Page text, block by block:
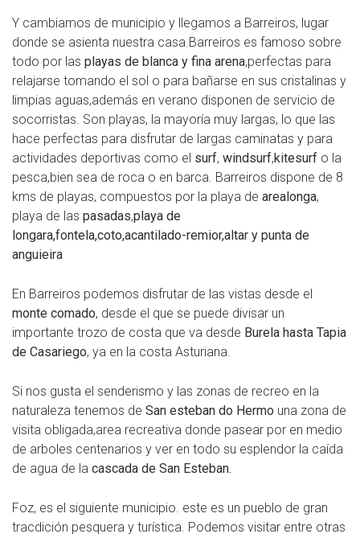
Y cambiamos de municipio y llegamos a Barreiros, lugar
donde se asienta nuestra casa.Barreiros es famoso sobre
todo por las playas de blanca y fina arena,perfectas para
relajarse tomando el sol o para bañarse en sus cristalinas y
limpias aguas,además en verano disponen de servicio de
socorristas. Son playas, la mayoría muy largas, lo que las
hace perfectas para disfrutar de largas caminatas y para
actividades deportivas como el surf, windsurf,kitesurf o la
pesca,bien sea de roca o en barca. Barreiros dispone de 8
kms de playas, compuestos por la playa de arealonga,
playa de las pasadas,playa de
longara,fontela,coto,acantilado-remior,altar y punta de
anguieira
En Barreiros podemos disfrutar de las vistas desde el
monte comado, desde el que se puede divisar un
importante trozo de costa que va desde Burela hasta Tapia
de Casariego, ya en la costa Asturiana.
Si nos gusta el senderismo y las zonas de recreo en la
naturaleza tenemos de San esteban do Hermo una zona de
visita obligada,area recreativa donde pasear por en medio
de arboles centenarios y ver en todo su esplendor la caída
de agua de la cascada de San Esteban.
Foz, es el siguiente municipio. este es un pueblo de gran
tracdición pesquera y turística. Podemos visitar entre otras